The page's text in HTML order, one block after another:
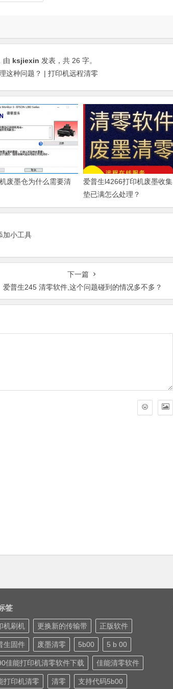
由 ksjiexin 发表，共 26 字。
这种问题？ | 打印机远程清零
废墨仓为什么需要清
爱普生l4266打印机废墨收集
垫已满怎么处理？
加小工具
下一篇
爱普生245 清零软件,这个问题碰到的情况多不多？
签
机刷机 更换新的传输带 正版软件
生固件 废墨清零 5b00 5 b 00
佳能打印机清零软件下载 佳能清零软件
打印机清零 清零 支持代码5b00